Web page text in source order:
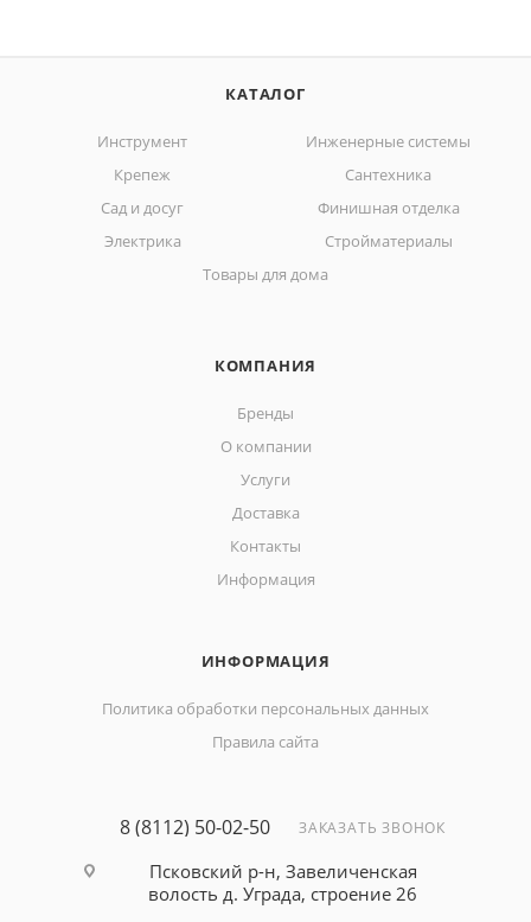
КАТАЛОГ
Инструмент
Инженерные системы
Крепеж
Сантехника
Сад и досуг
Финишная отделка
Электрика
Стройматериалы
Товары для дома
КОМПАНИЯ
Бренды
О компании
Услуги
Доставка
Контакты
Информация
ИНФОРМАЦИЯ
Политика обработки персональных данных
Правила сайта
8 (8112) 50-02-50 ЗАКАЗАТЬ ЗВОНОК
Псковский р-н, Завеличенская
волость д. Уграда, строение 26